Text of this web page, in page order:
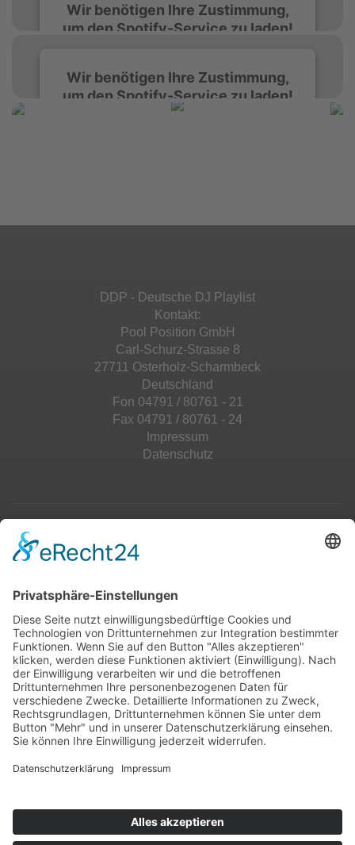
einzubetten. Dieser Service kann Daten zu
Ihren Aktivitäten sammeln. Bitte lesen Sie die
Mehr Informationen
Wir benötigen Ihre Zustimmung,
um den Spotify-Service zu laden!
einzubetten. Dieser Service kann Daten zu
Ihren Aktivitäten sammeln. Bitte lesen Sie die
Wir benötigen Ihre Zustimmung,
um den Spotify-Service zu laden!
Usercentrics Consent
Management Platform&eRecht24
DDP - Deutsche DJ Playlist
Kontakt:
Pool Position GmbH
Carl-Schurz-Strasse 8
27711 Osterholz-Scharmbeck
Deutschland
Fon 04791 / 80761 - 21
Fax 04791 / 80761 - 24
Impressum
Datenschutz
Jahrescharts
Top 100
Hot 50
Top Neueinsteiger
Highscores